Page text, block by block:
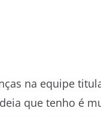
na equipe
que tenho é